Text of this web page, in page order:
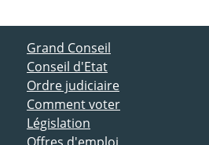
ACCÈS DIRECT
Grand Conseil
Conseil d'Etat
Ordre judiciaire
Comment voter
Législation